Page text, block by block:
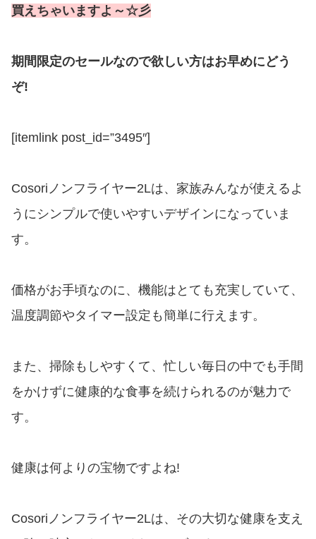
買えちゃいますよ～☆彡
期間限定のセールなので欲しい方はお早めにどう
ぞ!
[itemlink post_id=”3495″]
Cosoriノンフライヤー2Lは、家族みんなが使えるよ
うにシンプルで使いやすいデザインになっていま
す。
価格がお手頃なのに、機能はとても充実していて、
温度調節やタイマー設定も簡単に行えます。
また、掃除もしやすくて、忙しい毎日の中でも手間
をかけずに健康的な食事を続けられるのが魅力で
す。
健康は何よりの宝物ですよね!
Cosoriノンフライヤー2Lは、その大切な健康を支え